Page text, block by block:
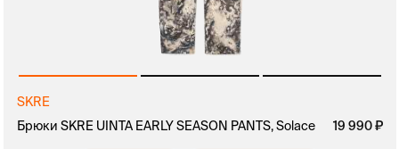
SKRE
Брюки SKRE UINTA EARLY SEASON PANTS, Solace
19 990